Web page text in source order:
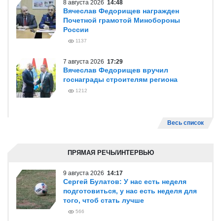
8 августа 2026 14:48
Вячеслав Федорищев награжден
Почетной грамотой Минобороны
России
1137
7 августа 2026 17:29
Вячеслав Федорищев вручил
госнаграды строителям региона
1212
Весь список
ПРЯМАЯ РЕЧЬ/ИНТЕРВЬЮ
9 августа 2026 14:17
Сергей Булатов: У нас есть неделя
подготовиться, у нас есть неделя для
того, чтоб стать лучше
566